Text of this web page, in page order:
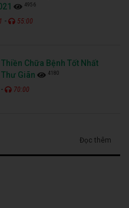
4956
- 55:00
Chữa Bệnh Tốt Nhất
Giãn
4180
- 70:00
Đọc thêm